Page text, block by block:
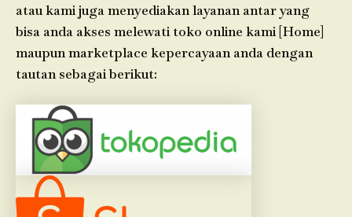
atau kami juga menyediakan layanan antar yang
bisa anda akses melewati toko online kami [Home]
maupun marketplace kepercayaan anda dengan
tautan sebagai berikut: